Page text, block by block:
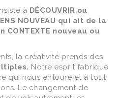
à DÉCOUVRIR ou
NOUVEAU qui ait de la
CONTEXTE nouveau ou
la créativité prends des
Notre esprit fabrique
qui nous entoure et à tout
Le changement de